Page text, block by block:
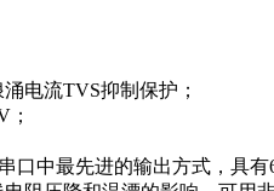
电流TVS抑制保护；
口中最先进的输出方式，具有